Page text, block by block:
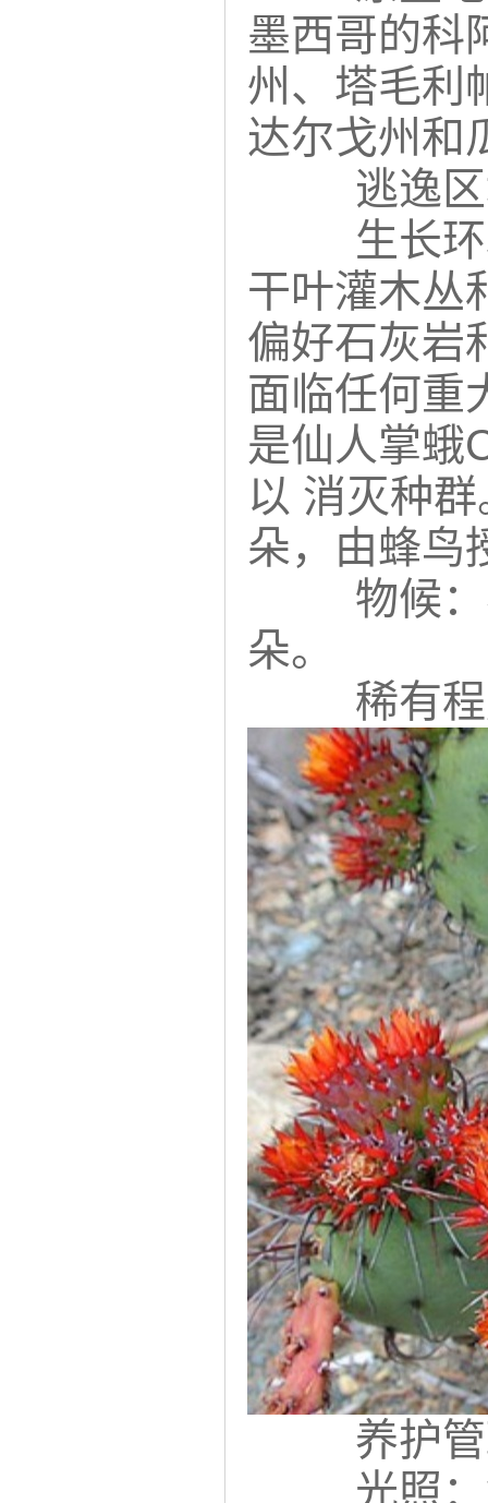
墨西哥的科
州、塔毛利
达尔戈州和
逃逸
生长
干叶灌木丛
偏好石灰岩
面临任何重
是仙人掌蛾
以 消灭种
朵，由蜂鸟
物候
朵。
稀有
养护
光照